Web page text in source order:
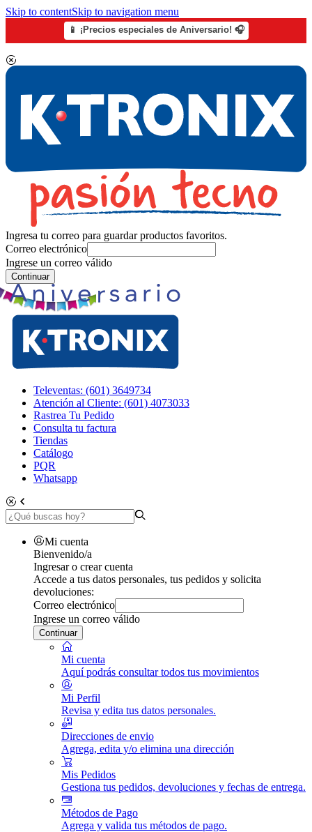
Skip to contentSkip to navigation menu
📱 ¡Precios especiales de Aniversario! 🎧
Ingresa tu correo para guardar productos favoritos.
Correo electrónico
Ingrese un correo válido
Continuar
Televentas: (601) 3649734
Atención al Cliente: (601) 4073033
Rastrea Tu Pedido
Consulta tu factura
Tiendas
Catálogo
PQR
Whatsapp
Mi cuenta
Bienvenido/a
Ingresar o crear cuenta
Accede a tus datos personales, tus pedidos y solicita
devoluciones:
Correo electrónico
Ingrese un correo válido
Continuar
Mi cuenta
Aquí podrás consultar todos tus movimientos
Mi Perfil
Revisa y edita tus datos personales.
Direcciones de envio
Agrega, edita y/o elimina una dirección
Mis Pedidos
Gestiona tus pedidos, devoluciones y fechas de entrega.
Métodos de Pago
Agrega y valida tus métodos de pago.